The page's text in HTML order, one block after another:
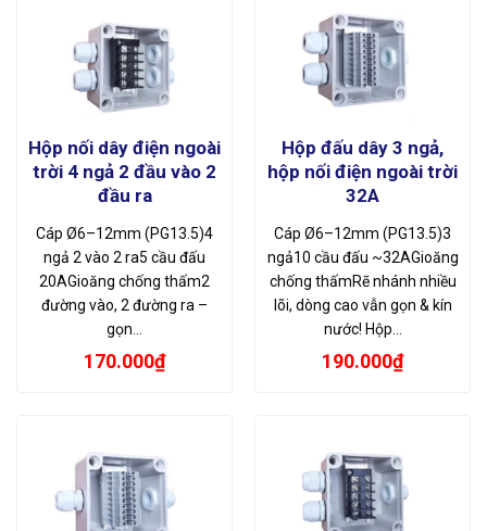
Hộp nối dây điện ngoài
trời 4 ngả 2 đầu vào 2
đầu ra
Cáp Ø6–12mm (PG13.5)4
ngả 2 vào 2 ra5 cầu đấu
20AGioăng chống thấm2
đường vào, 2 đường ra –
gọn…
170.000₫
Hộp đấu dây 3 ngả,
hộp nối điện ngoài trời
32A
Cáp Ø6–12mm (PG13.5)3
ngả10 cầu đấu ~32AGioăng
chống thấmRẽ nhánh nhiều
lõi, dòng cao vẫn gọn & kín
nước! Hộp…
190.000₫